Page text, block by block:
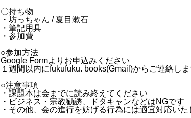
〇持ち物
・坊っちゃん / 夏目漱石
・筆記用具
・参加費
○参加方法
Google Formよりお申込みください
１週間以内にfukufuku. books(Gmail)からご連絡し
○注意事項
・課題本は会までに読み終えてください
・ビジネス・宗教勧誘、ドタキャンなどはNGです
・その他、会の進行を妨げる行為には適宜対応いた